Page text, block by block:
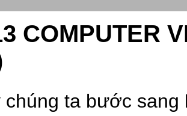
COMPUTER
ta bước sang